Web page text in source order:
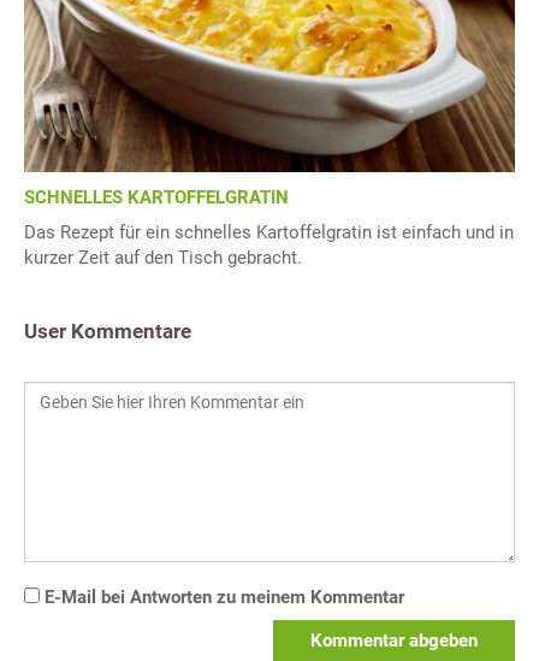
SCHNELLES KARTOFFELGRATIN
Das Rezept für ein schnelles Kartoffelgratin ist einfach und in
kurzer Zeit auf den Tisch gebracht.
User Kommentare
E-Mail bei Antworten zu meinem Kommentar
Kommentar abgeben